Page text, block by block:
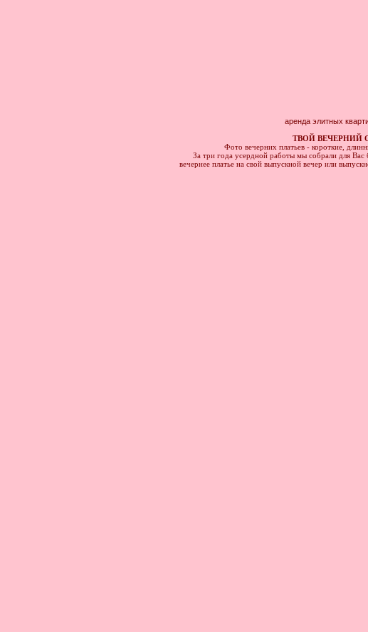
аренда элитных
ТВОЙ ВЕЧЕРНИЙ
Фото вечерних платьев - короткие,
За три года усердной работы мы собрали для Вас
вечернее платье на свой выпускной вечер или